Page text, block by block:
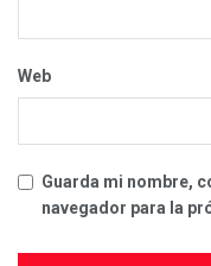
Web
Guarda mi nombre,
navegador para la